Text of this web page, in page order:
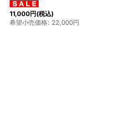
11,000円(税込)
希望小売価格: 22,000円